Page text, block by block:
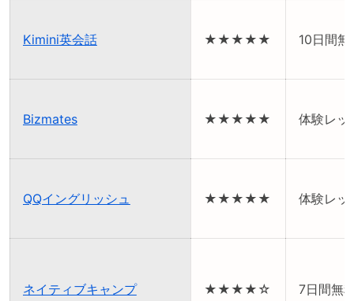
Kimini英会話 ★★★★★ 10日間
Bizmates ★★★★★ 体験レッ
QQイングリッシュ ★★★★★ 体験レッ
ネイティブキャンプ ★★★★☆ 7日間無